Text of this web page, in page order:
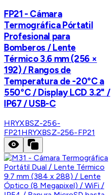
FP21 - Cámara
Termográfica Pórtatil
Profesional para
Bomberos / Lente
Térmico 3.6 mm (256 ×
192) / Rangos de
Temperatura de -20°C a
550°C / Display LCD 3.2" /
IP67 / USB-C
HRYXBSZ-256-
FP21 HRYXBSZ-256-FP21